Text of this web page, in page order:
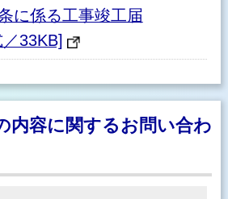
に係る工事竣工届
33KB]
内容に関するお問い合わ